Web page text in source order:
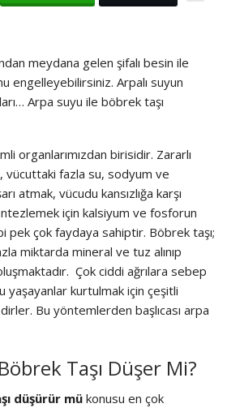
meydana gelen şifalı besin ile
engelleyebilirsiniz. Arpalı suyun
Arpa suyu ile böbrek taşı
organlarımızdan birisidir. Zararlı
vücuttaki fazla su, sodyum ve
atmak, vücudu kansızlığa karşı
için kalsiyum ve fosforun
pek çok faydaya sahiptir. Böbrek taşı;
miktarda mineral ve tuz alınıp
Çok ciddi ağrılara sebep
yaşayanlar kurtulmak için çeşitli
Bu yöntemlerden başlıcası arpa
Taşı Düşer Mi?
düşürür mü konusu en çok